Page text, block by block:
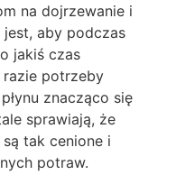
na dojrzewanie i
jest, aby podczas
jakiś czas
potrzeby
znacząco się
sprawiają, że
tak cenione i
potraw.